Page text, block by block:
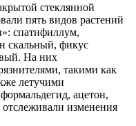
стеклянной
пять видов растений
спатифиллум,
скальный, фикус
На них
такими как
летучими
ацетон,
отслеживали изменения